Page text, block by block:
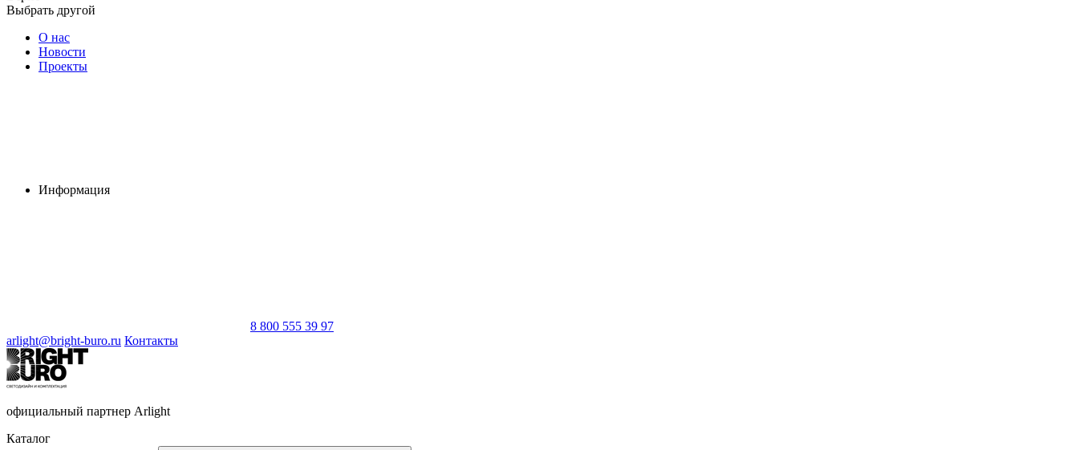
Выбрать другой
О нас
Новости
Проекты
Информация
8 800 555 39 97
arlight@bright-buro.ru Контакты
официальный партнер Arlight
Каталог